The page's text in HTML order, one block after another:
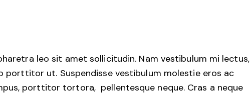
leo sit amet sollicitudin. Nam vestibulum mi lectus,
porttitor ut. Suspendisse vestibulum molestie eros ac
porttitor tortora, pellentesque neque. Cras a neque